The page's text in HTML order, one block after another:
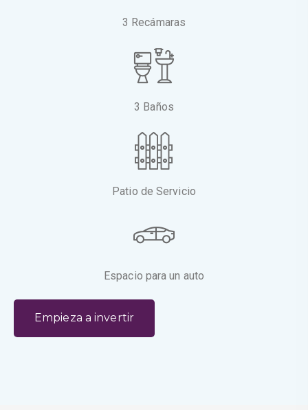
3 Recámaras
3 Baños
Patio de Servicio
Espacio para un auto
Empieza a invertir